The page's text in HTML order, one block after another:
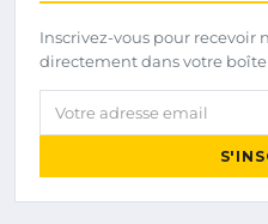
Inscrivez-vous pour recevoir
directement dans votre
Votre adresse email